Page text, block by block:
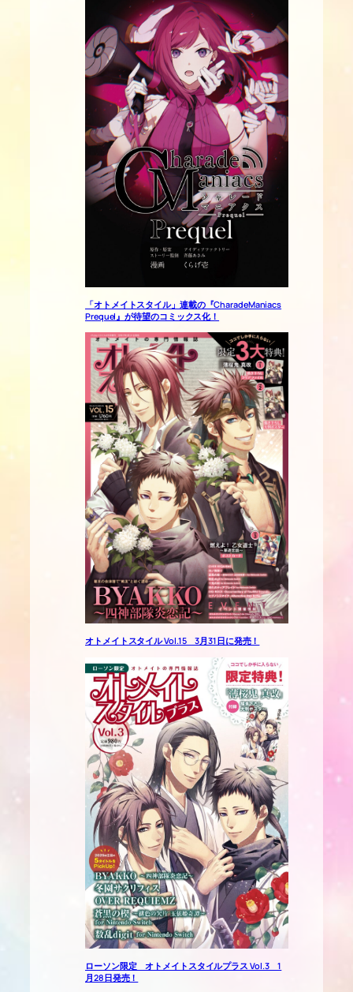
「オトメイトスタイル」連載の『CharadeManiacs
Prequel』が待望のコミックス化！
オトメイトスタイル Vol.15 3月31日に発売！
ローソン限定 オトメイトスタイルプラス Vol.3 1
月28日発売！